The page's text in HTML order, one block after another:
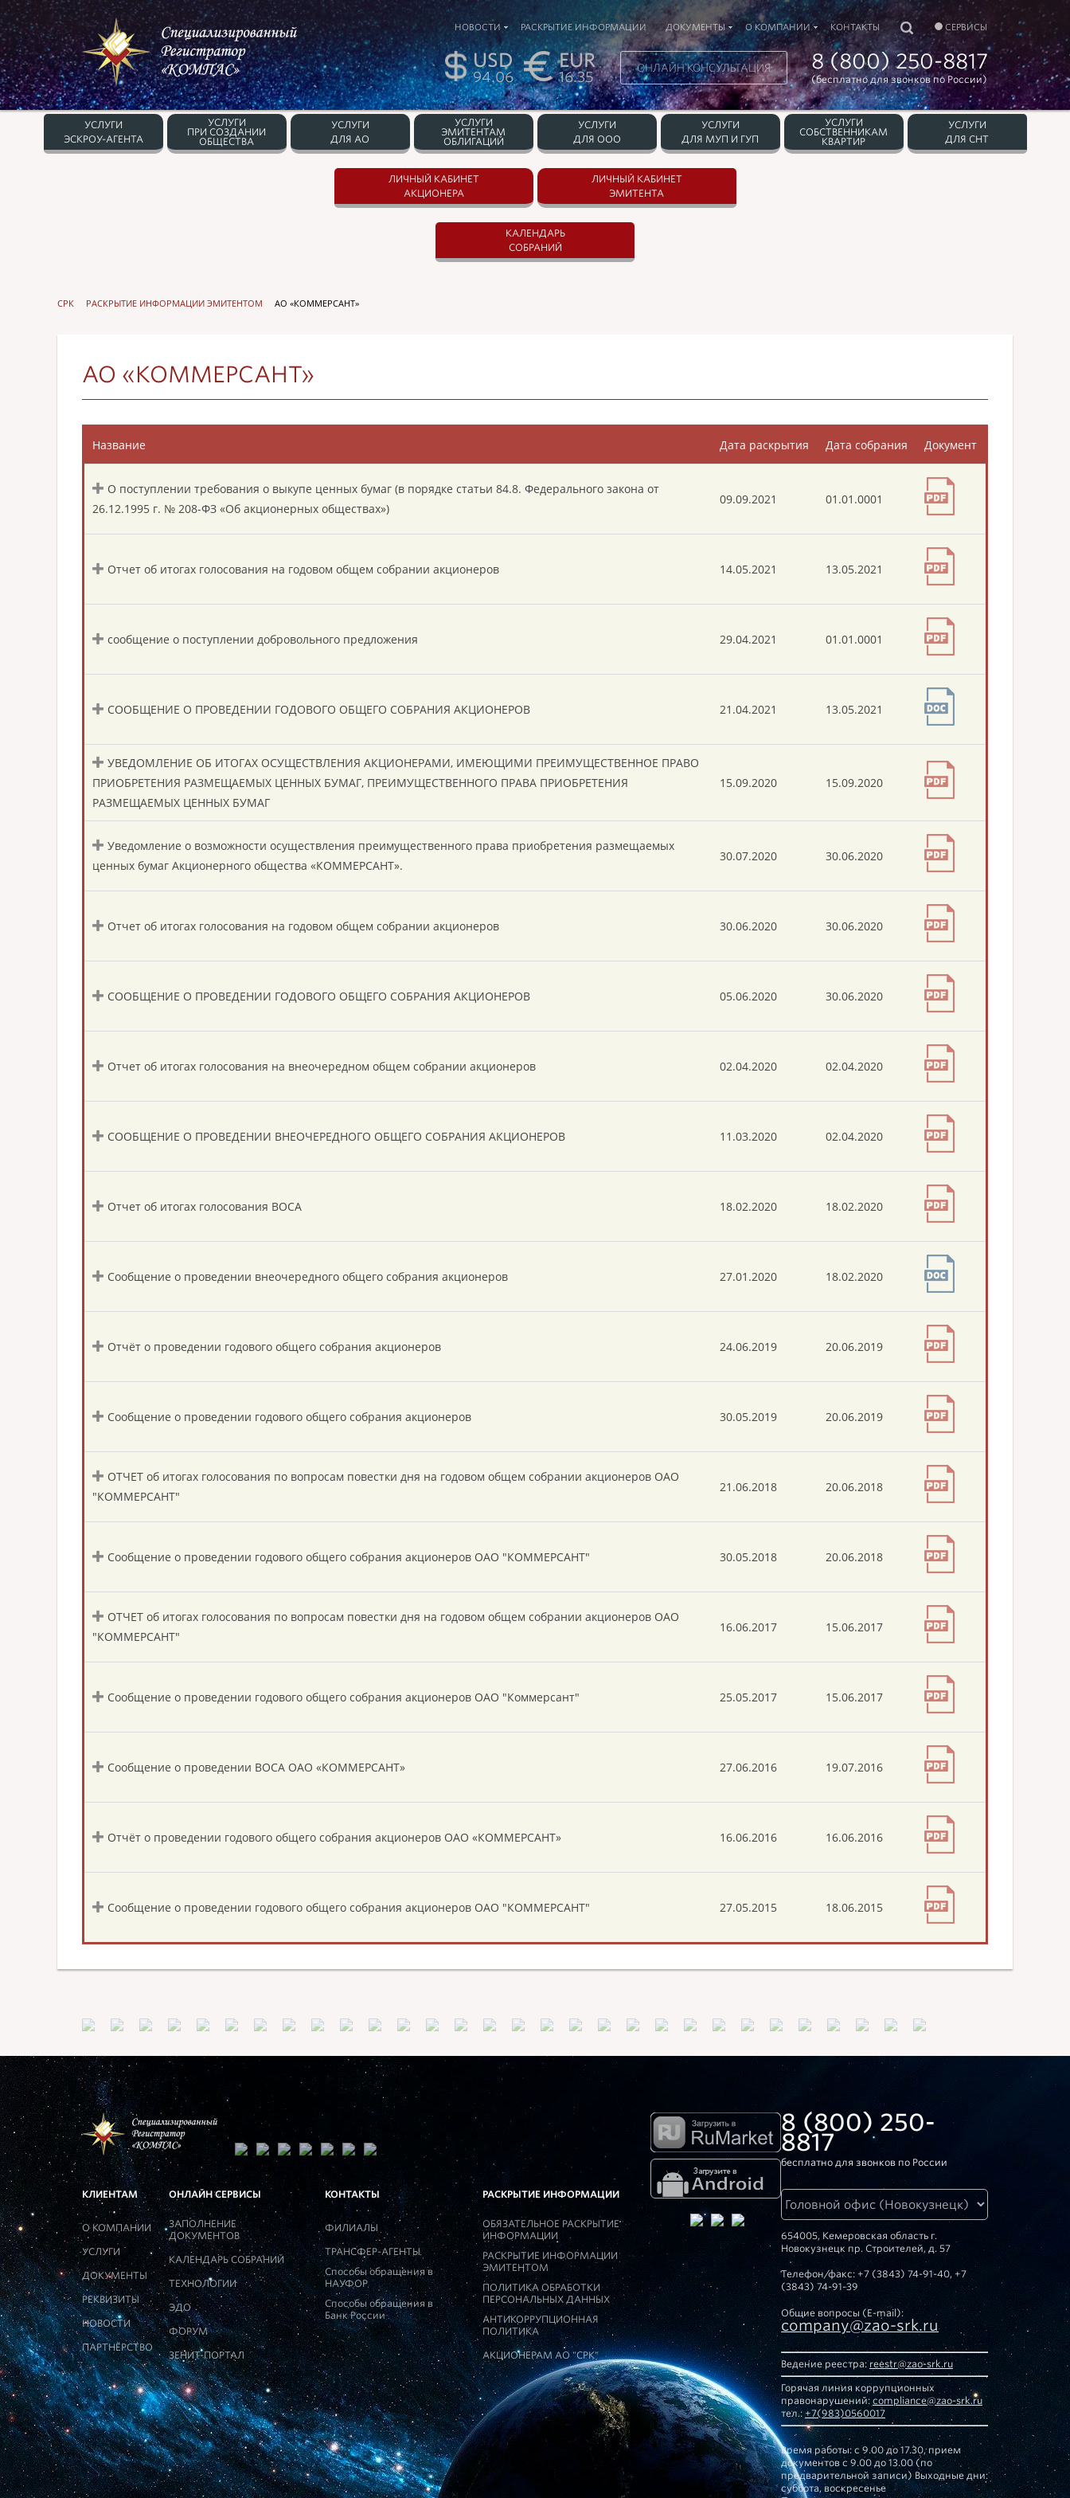
НОВОСТИ РАСКРЫТИЕ ИНФОРМАЦИИ ДОКУМЕНТЫ О КОМПАНИИ КОНТАКТЫ СЕРВИСЫ
8 (800) 250-8817
(бесплатно для звонков по России)
ОНЛАЙН КОНСУЛЬТАЦИЯ
USD
94.06
EUR
16.35
УСЛУГИ
ЭСКРОУ-АГЕНТА
УСЛУГИ
ПРИ СОЗДАНИИ
ОБЩЕСТВА
УСЛУГИ
ДЛЯ АО
УСЛУГИ
ЭМИТЕНТАМ
ОБЛИГАЦИЙ
УСЛУГИ
ДЛЯ ООО
УСЛУГИ
ДЛЯ МУП И ГУП
УСЛУГИ
СОБСТВЕННИКАМ
КВАРТИР
УСЛУГИ
ДЛЯ СНТ
ЛИЧНЫЙ КАБИНЕТ
АКЦИОНЕРА
ЛИЧНЫЙ КАБИНЕТ
ЭМИТЕНТА
КАЛЕНДАРЬ
СОБРАНИЙ
СРК РАСКРЫТИЕ ИНФОРМАЦИИ ЭМИТЕНТОМ АО «КОММЕРСАНТ»
АО «КОММЕРСАНТ»
Название Дата раскрытия Дата собрания Документ
О поступлении требования о выкупе ценных бумаг (в порядке статьи 84.8. Федерального закона от
26.12.1995 г. № 208-ФЗ «Об акционерных обществах»)
09.09.2021 01.01.0001
Отчет об итогах голосования на годовом общем собрании акционеров 14.05.2021 13.05.2021
сообщение о поступлении добровольного предложения 29.04.2021 01.01.0001
СООБЩЕНИЕ О ПРОВЕДЕНИИ ГОДОВОГО ОБЩЕГО СОБРАНИЯ АКЦИОНЕРОВ 21.04.2021 13.05.2021
УВЕДОМЛЕНИЕ ОБ ИТОГАХ ОСУЩЕСТВЛЕНИЯ АКЦИОНЕРАМИ, ИМЕЮЩИМИ ПРЕИМУЩЕСТВЕННОЕ ПРАВО
ПРИОБРЕТЕНИЯ РАЗМЕЩАЕМЫХ ЦЕННЫХ БУМАГ, ПРЕИМУЩЕСТВЕННОГО ПРАВА ПРИОБРЕТЕНИЯ
РАЗМЕЩАЕМЫХ ЦЕННЫХ БУМАГ
15.09.2020 15.09.2020
Уведомление о возможности осуществления преимущественного права приобретения размещаемых
ценных бумаг Акционерного общества «КОММЕРСАНТ».
30.07.2020 30.06.2020
Отчет об итогах голосования на годовом общем собрании акционеров 30.06.2020 30.06.2020
СООБЩЕНИЕ О ПРОВЕДЕНИИ ГОДОВОГО ОБЩЕГО СОБРАНИЯ АКЦИОНЕРОВ 05.06.2020 30.06.2020
Отчет об итогах голосования на внеочередном общем собрании акционеров 02.04.2020 02.04.2020
СООБЩЕНИЕ О ПРОВЕДЕНИИ ВНЕОЧЕРЕДНОГО ОБЩЕГО СОБРАНИЯ АКЦИОНЕРОВ 11.03.2020 02.04.2020
Отчет об итогах голосования ВОСА 18.02.2020 18.02.2020
Сообщение о проведении внеочередного общего собрания акционеров 27.01.2020 18.02.2020
Отчёт о проведении годового общего собрания акционеров 24.06.2019 20.06.2019
Сообщение о проведении годового общего собрания акционеров 30.05.2019 20.06.2019
ОТЧЕТ об итогах голосования по вопросам повестки дня на годовом общем собрании акционеров ОАО
"КОММЕРСАНТ"
21.06.2018 20.06.2018
Сообщение о проведении годового общего собрания акционеров ОАО "КОММЕРСАНТ" 30.05.2018 20.06.2018
ОТЧЕТ об итогах голосования по вопросам повестки дня на годовом общем собрании акционеров ОАО
"КОММЕРСАНТ"
16.06.2017 15.06.2017
Сообщение о проведении годового общего собрания акционеров ОАО "Коммерсант" 25.05.2017 15.06.2017
Сообщение о проведении ВОСА ОАО «КОММЕРСАНТ» 27.06.2016 19.07.2016
Отчёт о проведении годового общего собрания акционеров ОАО «КОММЕРСАНТ» 16.06.2016 16.06.2016
Сообщение о проведении годового общего собрания акционеров ОАО "КОММЕРСАНТ" 27.05.2015 18.06.2015
КЛИЕНТАМ
О КОМПАНИИ
УСЛУГИ
ДОКУМЕНТЫ
РЕКВИЗИТЫ
НОВОСТИ
ПАРТНЁРСТВО
ОНЛАЙН СЕРВИСЫ
ЗАПОЛНЕНИЕ
ДОКУМЕНТОВ
КАЛЕНДАРЬ СОБРАНИЙ
ТЕХНОЛОГИИ
ЭДО
ФОРУМ
ЗЕНИТ-ПОРТАЛ
КОНТАКТЫ
ФИЛИАЛЫ
ТРАНСФЕР-АГЕНТЫ
Способы обращения в
НАУФОР
Способы обращения в
Банк России
РАСКРЫТИЕ ИНФОРМАЦИИ
ОБЯЗАТЕЛЬНОЕ РАСКРЫТИЕ
ИНФОРМАЦИИ
РАСКРЫТИЕ ИНФОРМАЦИИ
ЭМИТЕНТОМ
ПОЛИТИКА ОБРАБОТКИ
ПЕРСОНАЛЬНЫХ ДАННЫХ
АНТИКОРРУПЦИОННАЯ
ПОЛИТИКА
АКЦИОНЕРАМ АО "СРК"
8 (800) 250-
8817
бесплатно для звонков по России
654005, Кемеровская область г.
Новокузнецк пр. Строителей, д. 57
Телефон/факс: +7 (3843) 74-91-40, +7
(3843) 74-91-39
Общие вопросы (E-mail):
company@zao-srk.ru
Ведение реестра:reestr@zao-srk.ru
Горячая линия коррупционных
правонарушений:compliance@zao-srk.ru
тел.:+7(983)0560017
Время работы: с 9.00 до 17.30, прием
документов с 9.00 до 13.00 (по
предварительной записи) Выходные дни:
суббота, воскресенье